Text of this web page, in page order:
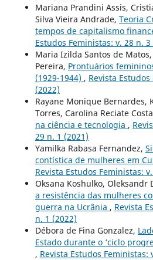
Mariana Prandini Assis,
Silva Vieira Andrade, Teoria
tempos de capitalismo
Estudos Feministas: v. 28 n. 3
Maria Izilda Santos de
Pereira, Prontuários
(1929-1944) , Revista
(2022)
Rayane Monique Bernardes,
Torres, Carolina Reciate
na ciência e tecnologia ,
29 n. 1 (2021)
Yamilka Rabasa Fernandez,
contística de mulheres em
Revista Estudos Feministas:
Oksana Koshulko, Oleksandr
a resistência das mulheres
guerra na Ucrânia , Revista
n. 1 (2022)
Débora de Fina Gonzalez,
Estado durante o ‘ciclo
, Revista Estudos Feministas: